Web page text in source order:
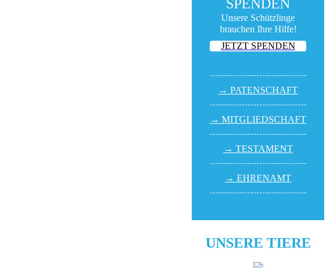
SPENDEN
Unsere Schützlinge
brauchen Ihre Hilfe!
JETZT SPENDEN
→ PATEN­SCHAFT
→ MITGLIED­SCHAFT
→ TESTA­MENT
→ EHREN­AMT
UNSERE TIERE